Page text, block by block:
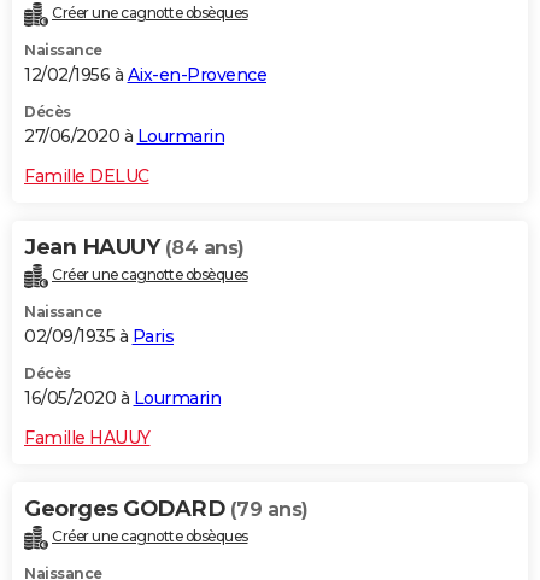
Créer une cagnotte obsèques
Naissance
12/02/1956 à Aix-en-Provence
Décès
27/06/2020 à Lourmarin
Famille DELUC
Jean HAUUY (84 ans)
Créer une cagnotte obsèques
Naissance
02/09/1935 à Paris
Décès
16/05/2020 à Lourmarin
Famille HAUUY
Georges GODARD (79 ans)
Créer une cagnotte obsèques
Naissance